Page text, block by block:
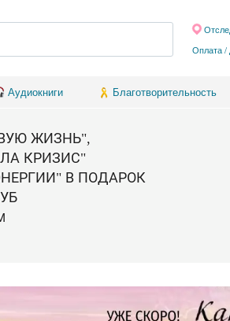
Оплата /
Аудиокниги Благотворительность
ЖИЗНЬ",
КРИЗИС"
В ПОДАРОК